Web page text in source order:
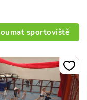
sportoviště